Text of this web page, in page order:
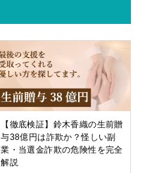
【徹底検証】鈴木香織の生前贈
与38億円は詐欺か？怪しい副
業・当選金詐欺の危険性を完全
解説